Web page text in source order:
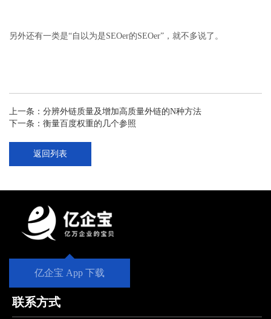
另外还有一类是“自以为是SEOer的SEOer”，就不多说了。
上一条： 分辨外链质量及增加高质量外链的N种方法
下一条： 衡量百度权重的几个参照
返回列表
亿企宝 App 下载
联系方式